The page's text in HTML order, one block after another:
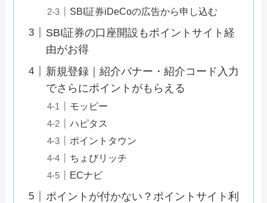
SBI証券iDeCoの広告から申し込む
SBI証券の口座開設もポイントサイト経
由がお得
新規登録｜紹介バナー・紹介コード入力
でさらにポイントがもらえる
モッピー
ハピタス
ポイントタウン
ちょびリッチ
ECナビ
ポイントが付かない？ポイントサイト利